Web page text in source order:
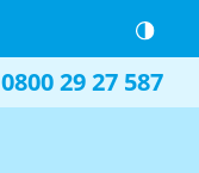
0800 29 27 587